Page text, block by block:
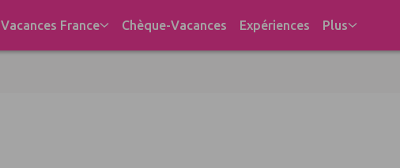
Vacances France Chèque-Vacances Expériences Plus